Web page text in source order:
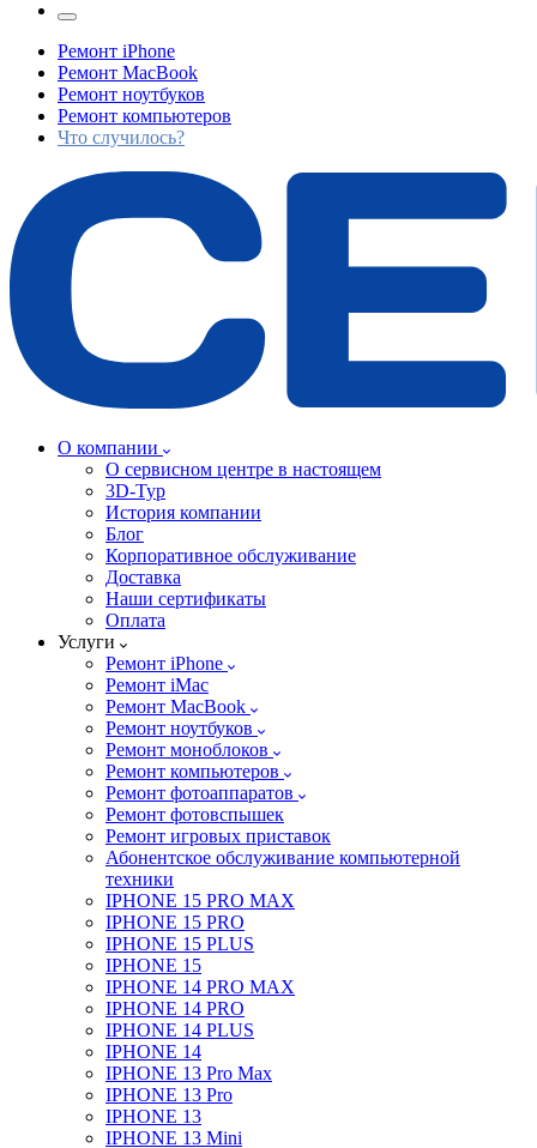
Ремонт iPhone
Ремонт MacBook
Ремонт ноутбуков
Ремонт компьютеров
Что случилось?
О компании
О сервисном центре в настоящем
3D-Тур
История компании
Блог
Корпоративное обслуживание
Доставка
Наши сертификаты
Оплата
Услуги
Ремонт iPhone
Ремонт iMac
Ремонт MacBook
Ремонт ноутбуков
Ремонт моноблоков
Ремонт компьютеров
Ремонт фотоаппаратов
Ремонт фотовспышек
Ремонт игровых приставок
Абонентское обслуживание компьютерной
техники
IPHONE 15 PRO MAX
IPHONE 15 PRO
IPHONE 15 PLUS
IPHONE 15
IPHONE 14 PRO MAX
IPHONE 14 PRO
IPHONE 14 PLUS
IPHONE 14
IPHONE 13 Pro Max
IPHONE 13 Pro
IPHONE 13
IPHONE 13 Mini